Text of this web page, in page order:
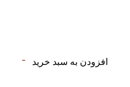
افزودن به سبد خرید